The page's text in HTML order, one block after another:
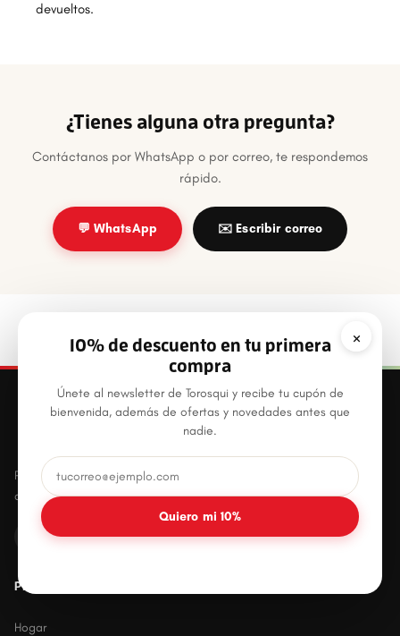
devueltos.
¿Tienes alguna otra pregunta?
Contáctanos por WhatsApp o por correo, te respondemos
rápido.
💬 WhatsApp ✉️ Escribir correo
×
10% de descuento en tu primera
compra
Únete al newsletter de Torosqui y recibe tu cupón de
bienvenida, además de ofertas y novedades antes que
nadie.
Quiero mi 10%
Productos plásticos innovadores, prácticos y
duraderos para el hogar mexicano.
PRODUCTOS
Hogar